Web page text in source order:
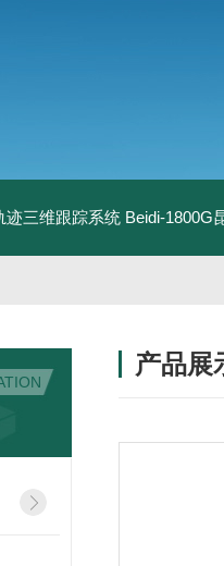
迹三维跟踪系统 Beidi-1800G
产品展